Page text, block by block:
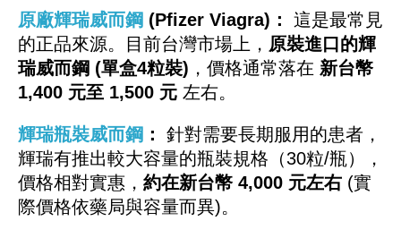
原廠輝瑞威而鋼 (Pfizer Viagra)：
這是最常見
的正品來源。目前台灣市場上， 原裝進口的輝
瑞威而鋼 (單盒4粒裝) ，價格通常落在 新台幣
1,400 元至 1,500 元 左右。
輝瑞瓶裝威而鋼 ：
針對需要長期服用的患者，
輝瑞有推出較大容量的瓶裝規格（30粒/瓶），
價格相對實惠， 約在新台幣 4,000 元左右 (實
際價格依藥局與容量而異)。